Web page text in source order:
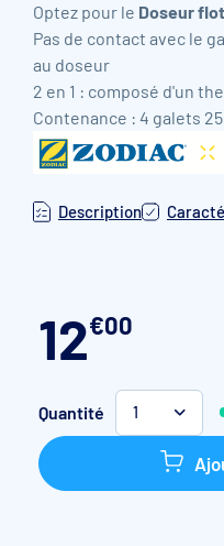
Optez pour le Doseur
Pas de contact avec le
au doseur
2 en 1 : composé d'un
Contenance : 4 galets
Description
12€00
Quantité 1